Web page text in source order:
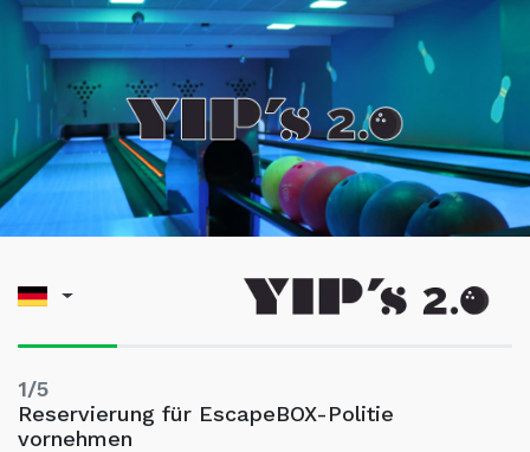
1/5
Reservierung für EscapeBOX-Politie
vornehmen